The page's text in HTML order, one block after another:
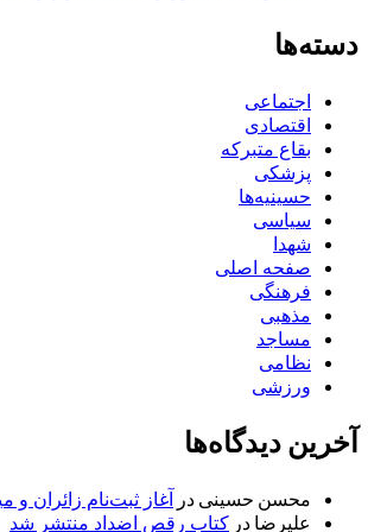
دسته‌ها
اجتماعی
اقتصادی
بقاع متبرکه
پزشکی
حسینیه‌ها
سیاسی
شهدا
صفحه اصلی
فرهنگی
مذهبی
مساجد
نظامی
ورزشی
آخرین دیدگاه‌ها
محسن حسینی در آغاز ثبت‌نام زائران و
علیرضا در کتاب رقص اضداد منتشر شد